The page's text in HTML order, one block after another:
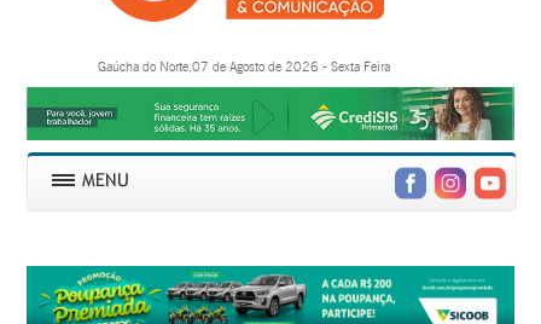
Gaúcha do Norte,07 de Agosto de 2026 - Sexta Feira